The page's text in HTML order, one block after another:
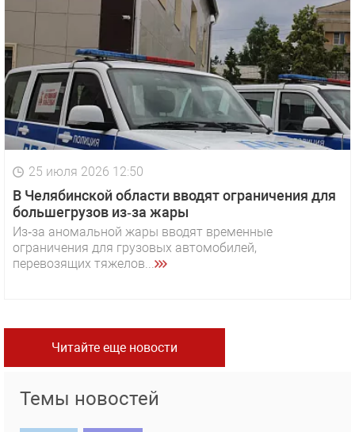
25 июля 2026 12:50
В Челябинской области вводят ограничения для
большегрузов из‑за жары
Из‑за аномальной жары вводят временные
ограничения для грузовых автомобилей,
перевозящих тяжелов...
Читайте еще новости
Темы новостей